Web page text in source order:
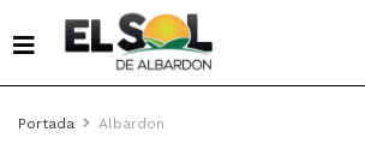
Portada Albardon